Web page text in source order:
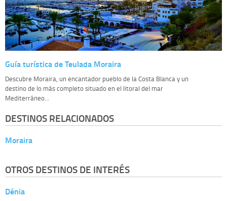
Guía turística de Teulada Moraira
Descubre Moraira, un encantador pueblo de la Costa Blanca y un
destino de lo más completo situado en el litoral del mar
Mediterráneo...
DESTINOS RELACIONADOS
Moraira
OTROS DESTINOS DE INTERÉS
Dénia